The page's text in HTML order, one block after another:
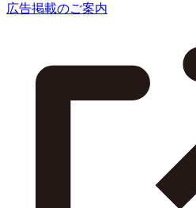
広告掲載のご案内